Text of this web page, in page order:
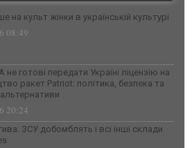
на культ жінки в українській культурі
08:49
готові передати Україні ліцензію на
ракет Patriot: політика, безпека та
20:24
ЗСУ добомблять і всі інші склади